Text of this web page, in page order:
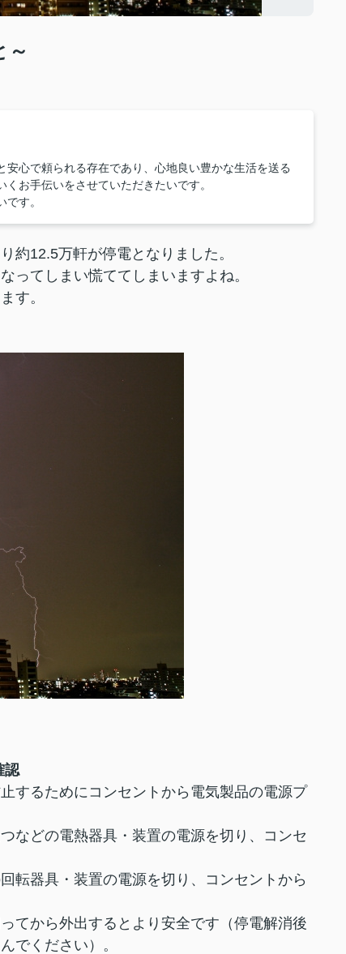
～
安心で頼られる存在であり、心地良い豊かな生活を送る
お手伝いをさせていただきたいです。
す。
約12.5万軒が停電となりました。
ってしまい慌ててしまいますよね。
す。
認
するためにコンセントから電気製品の電源プ
などの電熱器具・装置の電源を切り、コンセ
転器具・装置の電源を切り、コンセントから
てから外出するとより安全です（停電解消後
でください）。